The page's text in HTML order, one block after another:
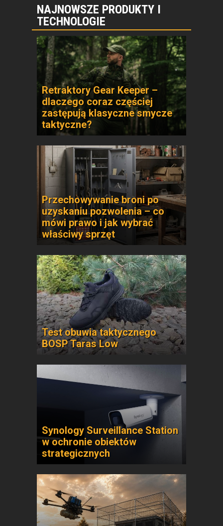
NAJNOWSZE PRODUKTY I
TECHNOLOGIE
Retraktory Gear Keeper –
dlaczego coraz częściej
zastępują klasyczne smycze
taktyczne?
Przechowywanie broni po
uzyskaniu pozwolenia – co
mówi prawo i jak wybrać
właściwy sprzęt
Test obuwia taktycznego
BOSP Taras Low
Synology Surveillance Station
w ochronie obiektów
strategicznych